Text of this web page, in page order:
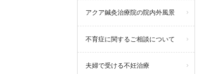
アクア鍼灸治療院の院内外風景
不育症に関するご相談について
夫婦で受ける不妊治療